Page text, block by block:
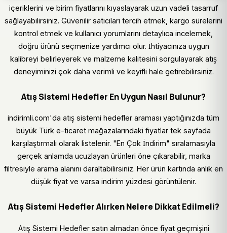
içeriklerini ve birim fiyatlarını kıyaslayarak uzun vadeli tasarruf
sağlayabilirsiniz. Güvenilir satıcıları tercih etmek, kargo sürelerini
kontrol etmek ve kullanıcı yorumlarını detaylıca incelemek,
doğru ürünü seçmenize yardımcı olur. İhtiyacınıza uygun
kalibreyi belirleyerek ve malzeme kalitesini sorgulayarak atış
deneyiminizi çok daha verimli ve keyifli hale getirebilirsiniz.
Atış Sistemi Hedefler En Uygun Nasıl Bulunur?
indirimli.com'da atış sistemi hedefler araması yaptığınızda tüm
büyük Türk e-ticaret mağazalarındaki fiyatlar tek sayfada
karşılaştırmalı olarak listelenir. "En Çok İndirim" sıralamasıyla
gerçek anlamda ucuzlayan ürünleri öne çıkarabilir, marka
filtresiyle arama alanını daraltabilirsiniz. Her ürün kartında anlık en
düşük fiyat ve varsa indirim yüzdesi görüntülenir.
Atış Sistemi Hedefler Alırken Nelere Dikkat Edilmeli?
Atış Sistemi Hedefler satın almadan önce fiyat geçmişini